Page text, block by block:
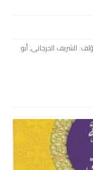
الشريف الجرجانى, أبو